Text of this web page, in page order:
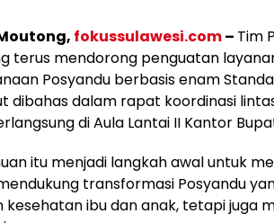
fokussulawesi.com– Tim
terus mendorong penguatan
Posyandu berbasis enam
dibahas dalam rapat koordinasi
di Aula Lantai II Kantor
itu menjadi langkah awal untuk
transformasi Posyandu
kesehatan ibu dan anak, tetapi juga